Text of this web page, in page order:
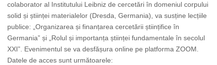
colaborator al Institutului Leibniz de cercetări în domeniul corpului
solid și științei materialelor (Dresda, Germania), va susține lecțiile
publice: „Organizarea și finanțarea cercetării științifice în
Germania” și „Rolul și importanța științei fundamentale în secolul
XXI”. Evenimentul se va desfășura online pe platforma ZOOM.
Datele de acces sunt următoarele: